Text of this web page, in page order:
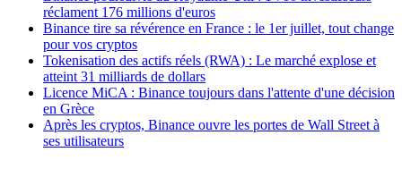
réclament 176 millions d'euros
Binance tire sa révérence en France : le 1er juillet, tout change
pour vos cryptos
Tokenisation des actifs réels (RWA) : Le marché explose et
atteint 31 milliards de dollars
Licence MiCA : Binance toujours dans l'attente d'une décision
en Grèce
Après les cryptos, Binance ouvre les portes de Wall Street à
ses utilisateurs